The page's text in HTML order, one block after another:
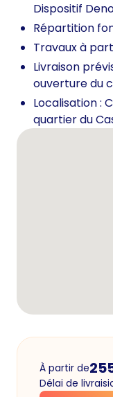
Dispositif
Répartition
Travaux à
Livraison
ouverture du
Localisation :
quartier du
À partir de
Délai de